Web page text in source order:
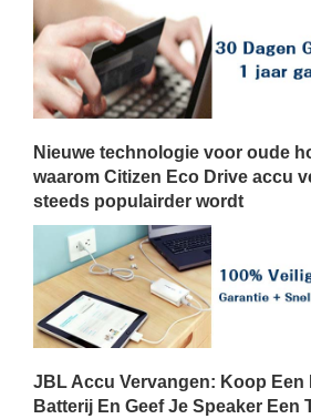
Nieuwe technologie voor oude
waarom Citizen Eco Drive accu
steeds populairder wordt
JBL Accu Vervangen: Koop Een
Batterij En Geef Je Speaker Een